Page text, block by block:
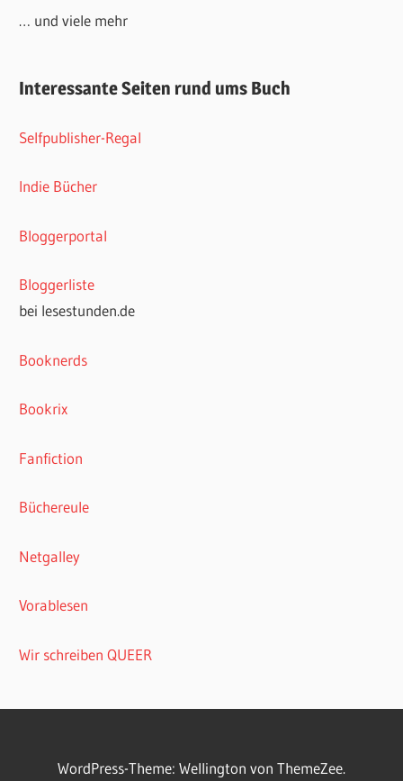
… und viele mehr
Interessante Seiten rund ums Buch
Selfpublisher-Regal
Indie Bücher
Bloggerportal
Bloggerliste
bei lesestunden.de
Booknerds
Bookrix
Fanfiction
Büchereule
Netgalley
Vorablesen
Wir schreiben QUEER
WordPress-Theme: Wellington von ThemeZee.